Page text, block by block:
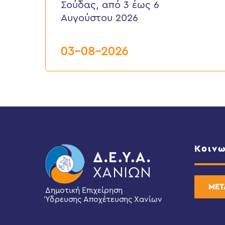
περιοχή
Τσικαλαριά
6
Σούδας, από 3 έως 6
Αυγούστου 2026
03-08-2026
Δημοτική Επιχείρηση
Ύδρευσης Αποχέτευσης Χανίων